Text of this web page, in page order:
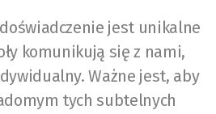
jest unikalne
komunikują się z nami,
Ważne jest, aby
tych subtelnych